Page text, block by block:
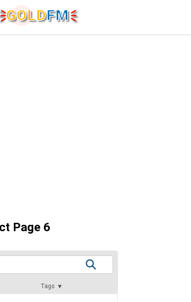
GOLDFM
Page 6
Tags